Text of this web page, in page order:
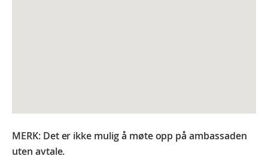
MERK: Det er ikke mulig å møte opp på ambassaden
uten avtale.